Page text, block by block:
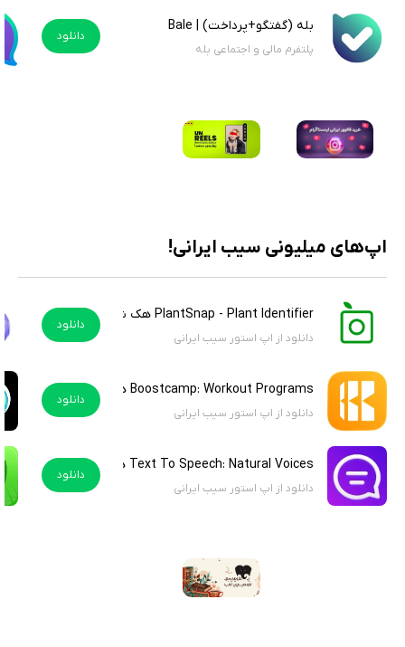
بله (گفتگو+پرداخت) | Bale
پلتفرم مالی و اجتماعی بله
دانلود
اپ‌های میلیونی سیب ایرانی!
PlantSnap - Plant Identifier هک شده
دانلود از اپ استور سیب ایرانی
دانلود
Boostcamp: Workout Programs هک شده
دانلود از اپ استور سیب ایرانی
دانلود
Text To Speech: Natural Voices هک شده
دانلود از اپ استور سیب ایرانی
دانلود